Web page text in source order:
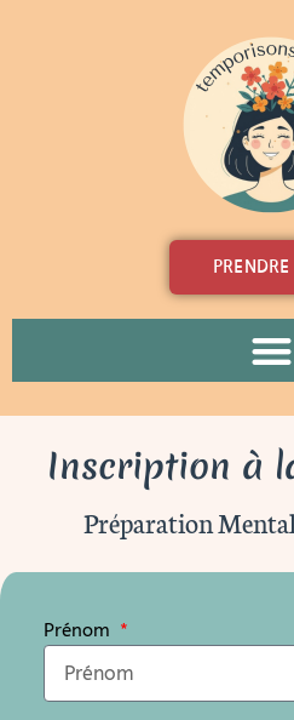
Inscription à
Préparation
Prénom